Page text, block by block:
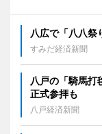
八広で「八八
すみだ経済新聞
八戸の「騎馬
正式参拝も
八戸経済新聞